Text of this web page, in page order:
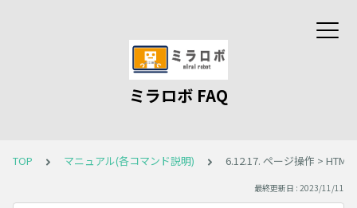
ミラロボ FAQ
TOP マニュアル(各コマンド説明) 6.12.17. ページ操作 > HTML
最終更新日 : 2023/11/11